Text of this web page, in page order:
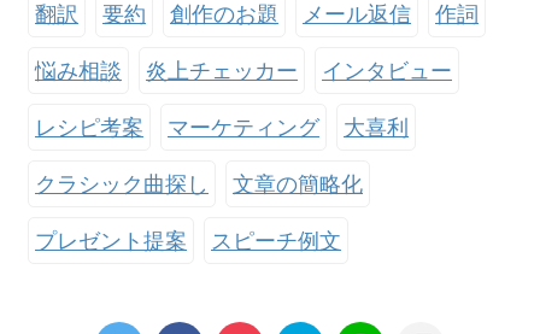
翻訳 要約 創作のお題 メール返信 作詞
悩み相談 炎上チェッカー インタビュー
レシピ考案 マーケティング 大喜利
クラシック曲探し 文章の簡略化
プレゼント提案 スピーチ例文